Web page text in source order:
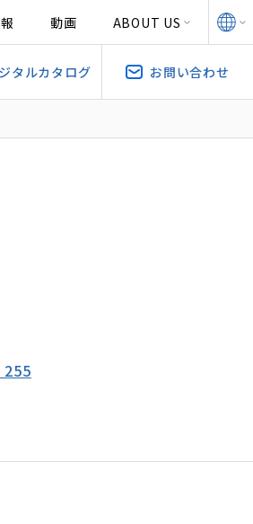
動画 ABOUT US
タルカタログ お問い合わせ
255